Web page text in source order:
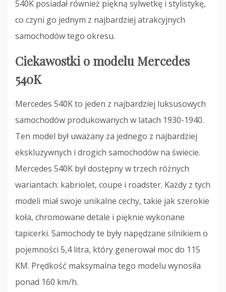
540K posiadał również piękną sylwetkę i stylistykę,
co czyni go jednym z najbardziej atrakcyjnych
samochodów tego okresu.
Ciekawostki o modelu Mercedes
540K
Mercedes 540K to jeden z najbardziej luksusowych
samochodów produkowanych w latach 1930-1940.
Ten model był uważany za jednego z najbardziej
ekskluzywnych i drogich samochodów na świecie.
Mercedes 540K był dostępny w trzech różnych
wariantach: kabriolet, coupe i roadster. Każdy z tych
modeli miał swoje unikalne cechy, takie jak szerokie
koła, chromowane detale i pięknie wykonane
tapicerki. Samochody te były napędzane silnikiem o
pojemności 5,4 litra, który generował moc do 115
KM. Prędkość maksymalna tego modelu wynosiła
ponad 160 km/h.